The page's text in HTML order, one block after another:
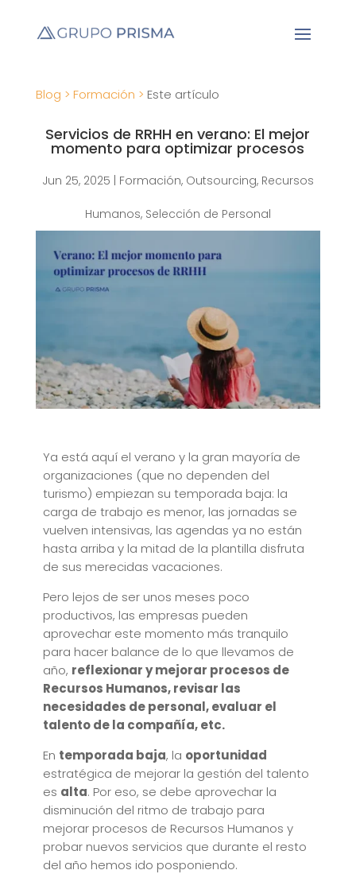
Blog > Formación > Este artículo
Servicios de RRHH en verano: El mejor
momento para optimizar procesos
Jun 25, 2025 Formación, Outsourcing, Recursos
Humanos, Selección de Personal
Ya está aquí el verano y la gran mayoría de
organizaciones (que no dependen del
turismo) empiezan su temporada baja: la
carga de trabajo es menor, las jornadas se
vuelven intensivas, las agendas ya no están
hasta arriba y la mitad de la plantilla disfruta
de sus merecidas vacaciones.
Pero lejos de ser unos meses poco
productivos, las empresas pueden
aprovechar este momento más tranquilo
para hacer balance de lo que llevamos de
año, reflexionar y mejorar procesos de
Recursos Humanos, revisar las
necesidades de personal, evaluar el
talento de la compañía, etc.
En temporada baja, la oportunidad
estratégica de mejorar la gestión del talento
es alta. Por eso, se debe aprovechar la
disminución del ritmo de trabajo para
mejorar procesos de Recursos Humanos y
probar nuevos servicios que durante el resto
del año hemos ido posponiendo.